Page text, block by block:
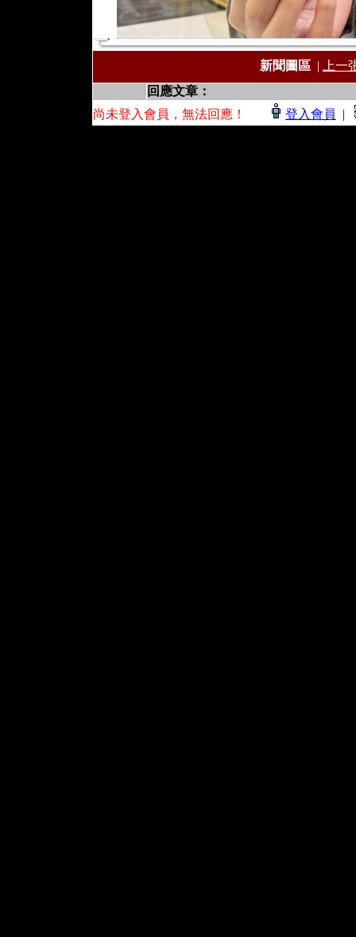
新聞圖區 |
上一
回應文章：
尚未登入會員，無法回應！
登入會員 |